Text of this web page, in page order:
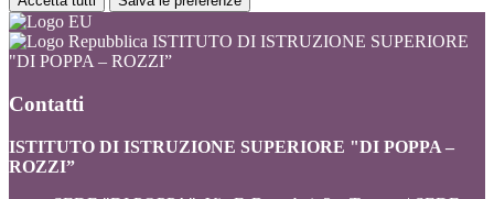
ISTITUTO DI ISTRUZIONE SUPERIORE
"DI POPPA – ROZZI”
Contatti
ISTITUTO DI ISTRUZIONE SUPERIORE "DI POPPA –
ROZZI”